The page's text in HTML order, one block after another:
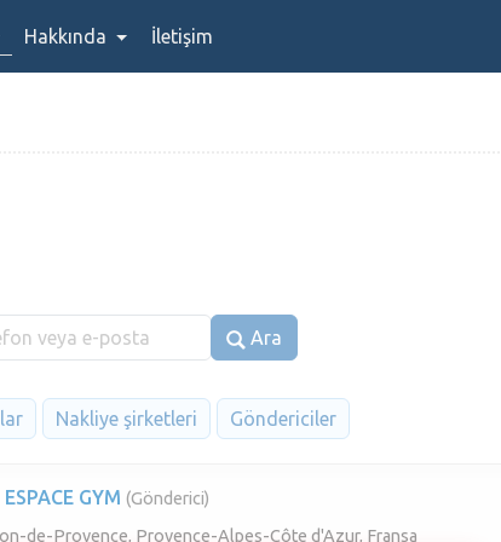
Hakkında İletişim
Ara
Nakliye şirketleri Göndericiler
ESPACE GYM (Gönderici)
de-Provence, Provence-Alpes-Côte d'Azur, Fransa